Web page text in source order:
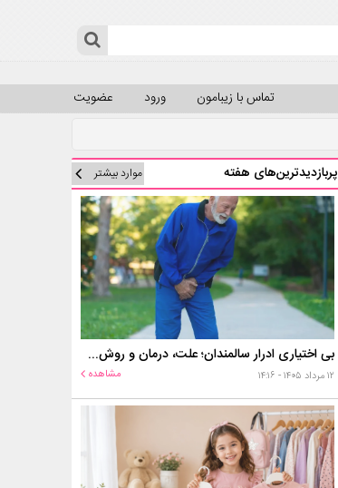
عضویت ورود تماس با زیبامون
پربازدیدترین‌های هفته موارد بیشتر
بی اختیاری ادرار سالمندان؛ علت، درمان و روش‌های کنترل در منزل
۱۲ مرداد ۱۴۰۵ - ۱۴:۱۶ مشاهده